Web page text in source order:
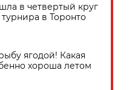
в четвертый круг
в Торонто
ягодой! Какая
хороша летом